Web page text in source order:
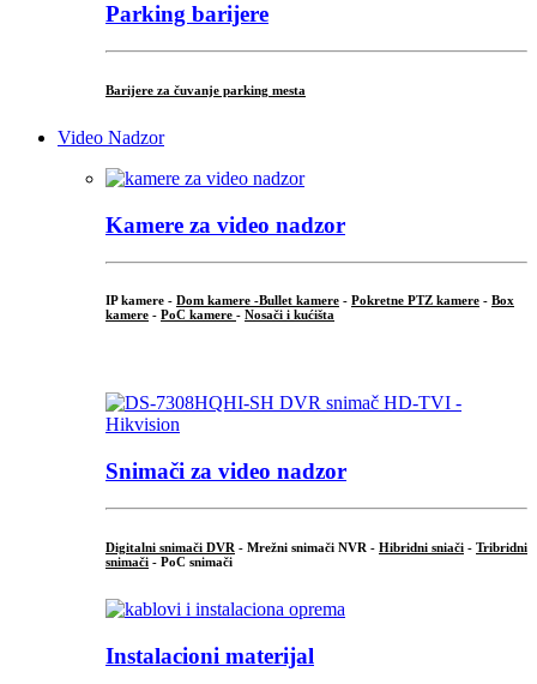
Parking barijere
Barijere za čuvanje parking mesta
Video Nadzor
Kamere za video nadzor
IP kamere - Dom kamere -Bullet kamere - Pokretne PTZ kamere - Box
kamere - PoC kamere - Nosači i kućišta
Snimači za video nadzor
Digitalni snimači DVR - Mrežni snimači NVR - Hibridni sniači - Tribridni
snimači - PoC snimači
Instalacioni materijal